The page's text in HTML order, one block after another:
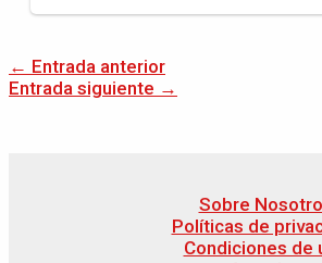
← Entrada anterior
Entrada siguiente →
Sobre
Políticas de
Condiciones de